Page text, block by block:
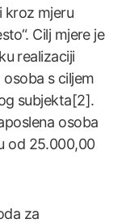
kroz mjeru
Cilj mjere je
realizaciji
s ciljem
subjekta[2].
osoba
od 25.000,00
za